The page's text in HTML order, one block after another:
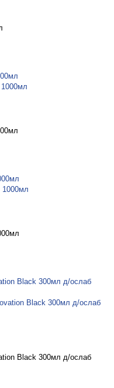
Black 300мл д/ослаб
Black 300мл д/ослаб